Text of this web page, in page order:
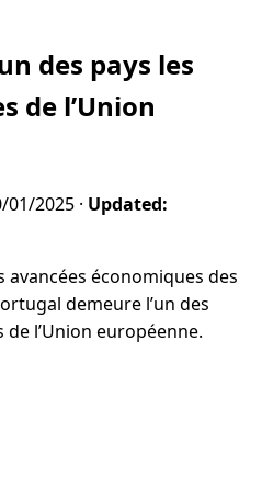
des pays les
de l’Union
01/2025 · Updated:
avancées économiques des
demeure l’un des
l’Union européenne.